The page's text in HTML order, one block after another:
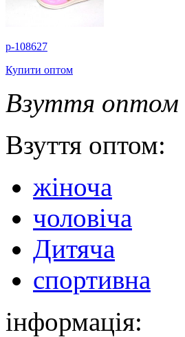
p-108627
Купити оптом
Взуття оптом
Взуття оптом:
жіноча
чоловіча
Дитяча
спортивна
інформація: